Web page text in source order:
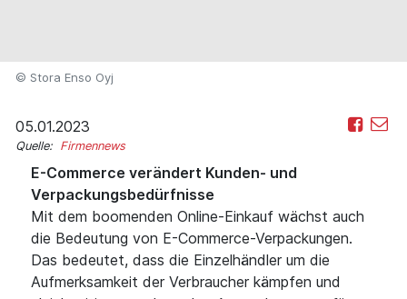
© Stora Enso Oyj
05.01.2023
Quelle: Firmennews
E-Commerce verändert Kunden- und
Verpackungsbedürfnisse
Mit dem boomenden Online-Einkauf wächst auch
die Bedeutung von E-Commerce-Verpackungen.
Das bedeutet, dass die Einzelhändler um die
Aufmerksamkeit der Verbraucher kämpfen und